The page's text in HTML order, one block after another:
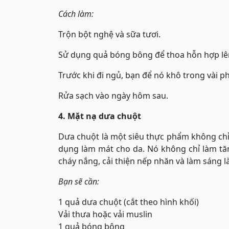
Cách làm:
Trộn bột nghệ và sữa tươi.
Sử dụng quả bóng bông để thoa hỗn hợp
Trước khi đi ngủ, bạn để nó khô trong vài
Rửa sạch vào ngày hôm sau.
4. Mặt nạ dưa chuột
Dưa chuột là một siêu thực phẩm không
dụng làm mát cho da. Nó không chỉ làm
cháy nắng, cải thiện nếp nhăn và làm sáng
Bạn sẽ cần:
1 quả dưa chuột (cắt theo hình khối)
Vải thưa hoặc vải muslin
1 quả bóng bông